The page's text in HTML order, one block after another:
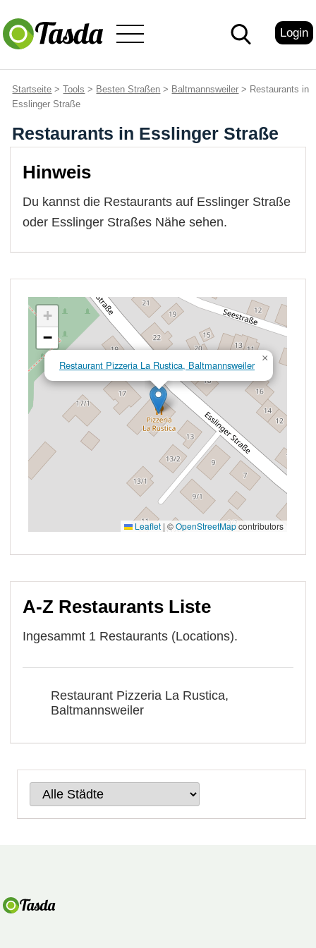
Login
Startseite >Tools > Besten Straßen > Baltmannsweiler > Restaurants in
Esslinger Straße
Restaurants in Esslinger Straße
Hinweis
Du kannst die Restaurants auf Esslinger Straße
oder Esslinger Straßes Nähe sehen.
A-Z Restaurants Liste
Ingesammt 1 Restaurants (Locations).
Restaurant Pizzeria La Rustica,
Baltmannsweiler